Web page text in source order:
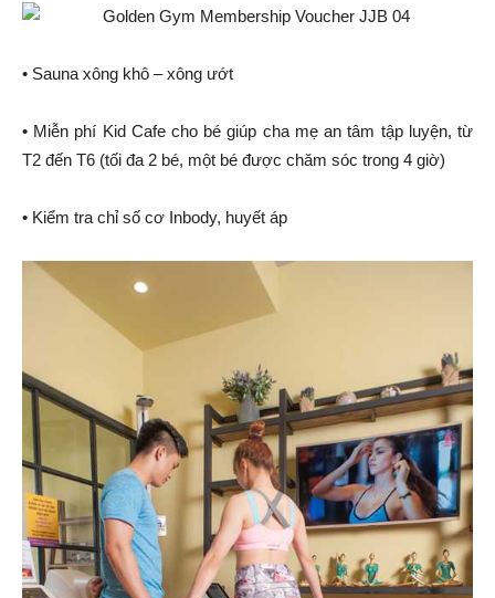
• Sauna xông khô – xông ướt
• Miễn phí Kid Cafe cho bé giúp cha mẹ an tâm tập luyện, từ
T2 đến T6 (tối đa 2 bé, một bé được chăm sóc trong 4 giờ)
• Kiểm tra chỉ số cơ Inbody, huyết áp